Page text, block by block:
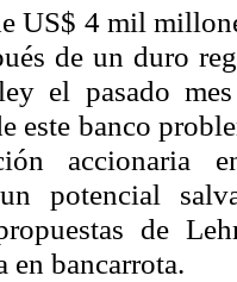
US$ 4 mil
de un duro
el pasado
este banco
accionaria
potencial
de
en bancarrota.